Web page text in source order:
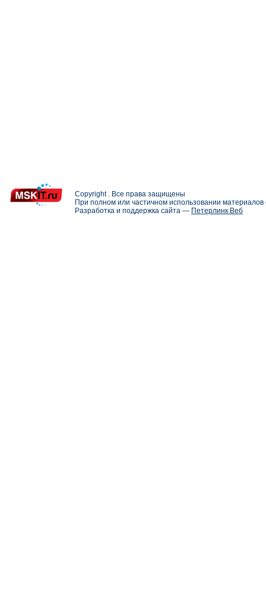
Copyright . Все права защищены
При полном или частичном использовании
Разработка и поддержка сайта — Петерлинк Веб